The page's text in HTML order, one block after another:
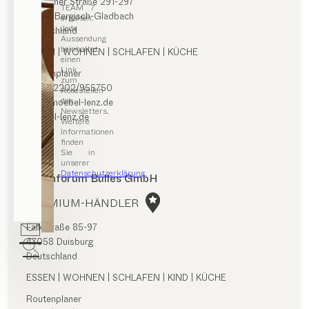
TEAM 7
erhalten.
Jede
Aussendung
beinhaltet
einen
Link
zum
Abbestellen
des
Newsletters.
Weitere
Informationen
finden
Sie in
unserer
Datenschutzerklärung.
51469 Bergisch-Gladbach
Deutschland
ESSEN | WOHNEN | SCHLAFEN | KÜCHE
Routenplaner
0049/2202/955750
info@moebel-lenz.de
moebel-lenz.de
Wohnforum Bülles GmbH
PREMIUM-HÄNDLER
Falkstraße 85-97
47058 Duisburg
Deutschland
ESSEN | WOHNEN | SCHLAFEN | KIND | KÜCHE
Routenplaner